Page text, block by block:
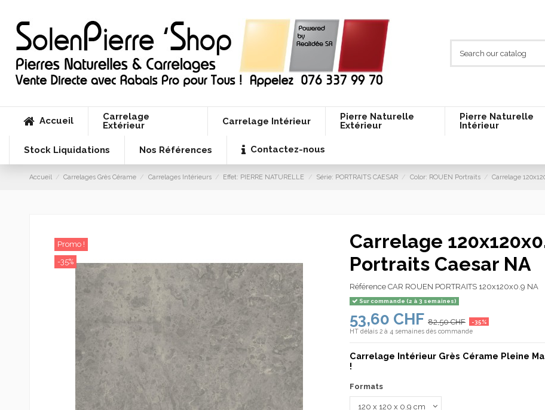
Accueil
Carrelage
Extérieur
Carrelage Intérieur
Pierre Naturelle
Extérieur
Pierre Naturelle
Intérieur
Stock Liquidations
Nos Références Contactez-nous
Accueil Carrelages Grès Cérame Carrelages Intérieurs Effet: PIERRE NATURELLE Série: PORTRAITS CAESAR Color: ROUEN Portraits Carrelage
Promo !
-35%
Carrelage
Portraits Caesar NA
Référence CAR ROUEN PORTRAITS 120x120x0.9 NA
Sur commande (2 à 3 semaines)
53,60 CHF 82,50 CHF -35%
HTdélais 2 à 4 semaines dès commande
Carrelage Intérieur Grès Cérame Pleine
!
Formats